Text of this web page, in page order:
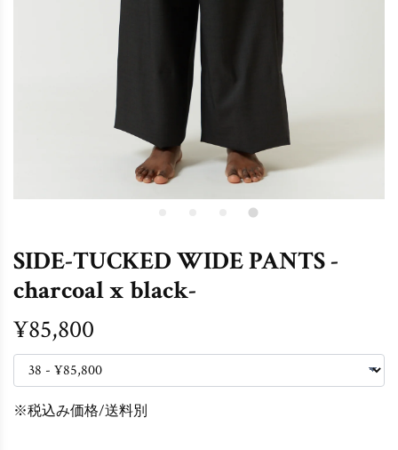
SIDE-TUCKED WIDE PANTS -
charcoal x black-
¥85,800
※税込み価格/送料別